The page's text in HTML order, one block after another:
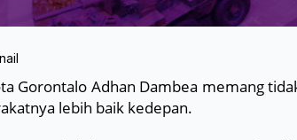
Gorontalo Adhan Dambea memang
lebih baik kedepan.